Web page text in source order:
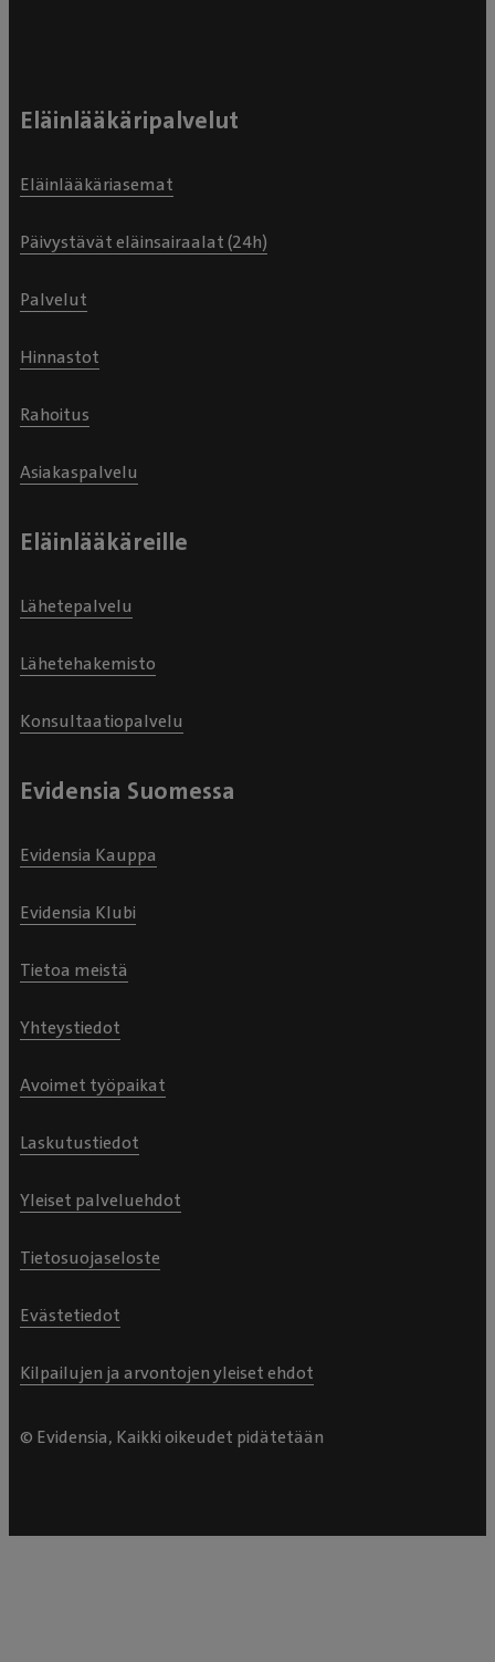
Eläinlääkäripalvelut
Eläinlääkäriasemat
Päivystävät eläinsairaalat (24h)
Palvelut
Hinnastot
Rahoitus
Asiakaspalvelu
Eläinlääkäreille
Lähetepalvelu
Lähetehakemisto
Konsultaatiopalvelu
Evidensia Suomessa
Evidensia Kauppa
Evidensia Klubi
Tietoa meistä
Yhteystiedot
Avoimet työpaikat
Laskutustiedot
Yleiset palveluehdot
Tietosuojaseloste
Evästetiedot
Kilpailujen ja arvontojen yleiset ehdot
© Evidensia, Kaikki oikeudet pidätetään